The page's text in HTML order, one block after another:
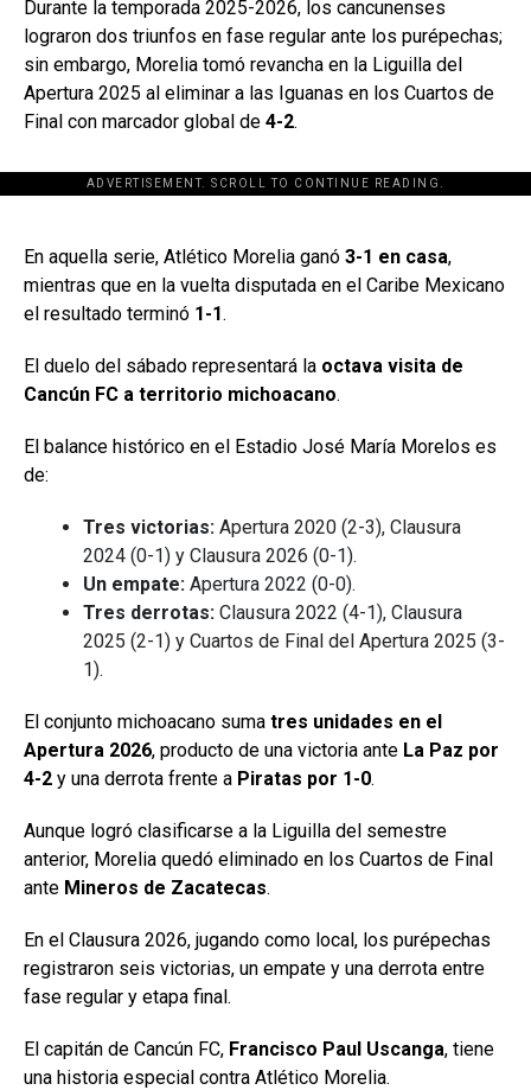
Durante la temporada 2025-2026, los cancunenses
lograron dos triunfos en fase regular ante los purépechas;
sin embargo, Morelia tomó revancha en la Liguilla del
Apertura 2025 al eliminar a las Iguanas en los Cuartos de
Final con marcador global de 4-2.
ADVERTISEMENT. SCROLL TO CONTINUE READING.
[adsforwp id="243463"]
En aquella serie, Atlético Morelia ganó 3-1 en casa,
mientras que en la vuelta disputada en el Caribe Mexicano
el resultado terminó 1-1.
El duelo del sábado representará la octava visita de
Cancún FC a territorio michoacano.
El balance histórico en el Estadio José María Morelos es
de:
Tres victorias: Apertura 2020 (2-3), Clausura
2024 (0-1) y Clausura 2026 (0-1).
Un empate: Apertura 2022 (0-0).
Tres derrotas: Clausura 2022 (4-1), Clausura
2025 (2-1) y Cuartos de Final del Apertura 2025 (3-
1).
El conjunto michoacano suma tres unidades en el
Apertura 2026, producto de una victoria ante La Paz por
4-2 y una derrota frente a Piratas por 1-0.
Aunque logró clasificarse a la Liguilla del semestre
anterior, Morelia quedó eliminado en los Cuartos de Final
ante Mineros de Zacatecas.
En el Clausura 2026, jugando como local, los purépechas
registraron seis victorias, un empate y una derrota entre
fase regular y etapa final.
El capitán de Cancún FC, Francisco Paul Uscanga, tiene
una historia especial contra Atlético Morelia.